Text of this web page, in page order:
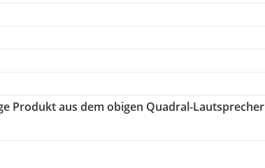
Produkt aus dem obigen Quadral-Lautsprecher